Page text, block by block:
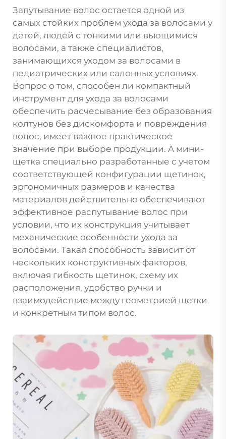
Запутывание волос остается одной из
самых стойких проблем ухода за волосами у
детей, людей с тонкими или вьющимися
волосами, а также специалистов,
занимающихся уходом за волосами в
педиатрических или салонных условиях.
Вопрос о том, способен ли компактный
инструмент для ухода за волосами
обеспечить расчесывание без образования
колтунов без дискомфорта и повреждения
волос, имеет важное практическое
значение при выборе продукции. A мини-
щетка специально разработанные с учетом
соответствующей конфигурации щетинок,
эргономичных размеров и качества
материалов действительно обеспечивают
эффективное распутывание волос при
условии, что их конструкция учитывает
механические особенности ухода за
волосами. Такая способность зависит от
нескольких конструктивных факторов,
включая гибкость щетинок, схему их
расположения, удобство ручки и
взаимодействие между геометрией щетки
и конкретным типом волос.